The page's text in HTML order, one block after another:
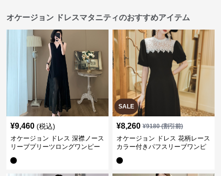
オケージョン ドレスマタニティのおすすめアイテム
¥9,460 (税込)
オケージョン ドレス 深襟ノース
リーブプリーツロングワンピー
SALE
¥8,260 ¥9180(割引前)
オケージョン ドレス 花柄レース
カラー付きパフスリーブワンピ